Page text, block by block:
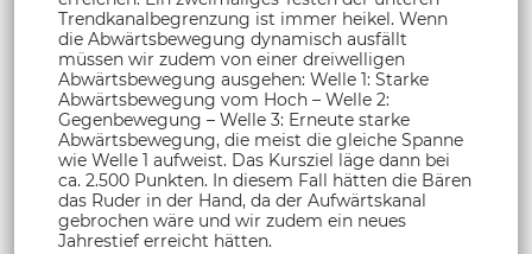
Trendkanalbegrenzung ist immer heikel. Wenn
die Abwärtsbewegung dynamisch ausfällt
müssen wir zudem von einer dreiwelligen
Abwärtsbewegung ausgehen: Welle 1: Starke
Abwärtsbewegung vom Hoch – Welle 2:
Gegenbewegung – Welle 3: Erneute starke
Abwärtsbewegung, die meist die gleiche Spanne
wie Welle 1 aufweist. Das Kursziel läge dann bei
ca. 2.500 Punkten. In diesem Fall hätten die Bären
das Ruder in der Hand, da der Aufwärtskanal
gebrochen wäre und wir zudem ein neues
Jahrestief erreicht hätten.